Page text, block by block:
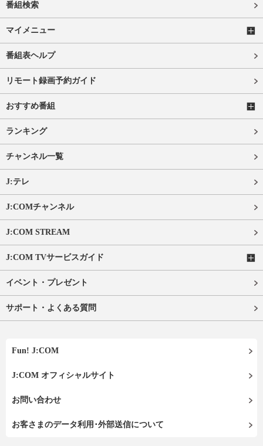
番組検索
マイメニュー
番組表ヘルプ
リモート録画予約ガイド
おすすめ番組
ランキング
チャンネル一覧
J:テレ
J:COMチャンネル
J:COM STREAM
J:COM TVサービスガイド
イベント・プレゼント
サポート・よくある質問
Fun! J:COM
J:COM オフィシャルサイト
お問い合わせ
お客さまのデータ利用･外部送信について